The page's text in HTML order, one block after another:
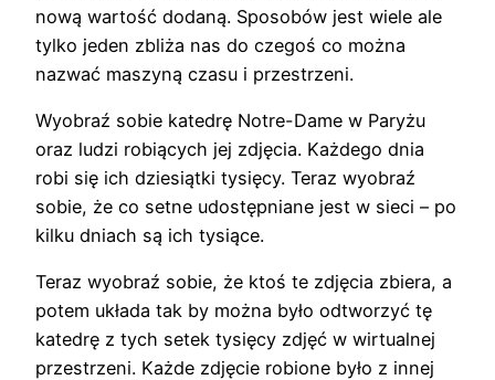
nową wartość dodaną. Sposobów jest wiele ale
tylko jeden zbliża nas do czegoś co można
nazwać maszyną czasu i przestrzeni.
Wyobraź sobie katedrę Notre-Dame w Paryżu
oraz ludzi robiących jej zdjęcia. Każdego dnia
robi się ich dziesiątki tysięcy. Teraz wyobraź
sobie, że co setne udostępniane jest w sieci – po
kilku dniach są ich tysiące.
Teraz wyobraź sobie, że ktoś te zdjęcia zbiera, a
potem układa tak by można było odtworzyć tę
katedrę z tych setek tysięcy zdjęć w wirtualnej
przestrzeni. Każde zdjęcie robione było z innej